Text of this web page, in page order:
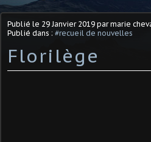
Publié le 29 Janvier 2019 par marie
Publié dans : #recueil de nouvelles
Florilège